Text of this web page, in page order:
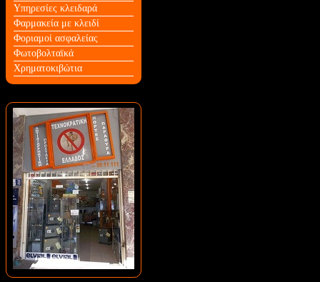
Υπηρεσίες κλειδαρά
Φαρμακεία με κλειδί
Φοριαμοί ασφαλείας
Φωτοβολταϊκά
Χρηματοκιβώτια